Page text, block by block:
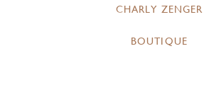
CHARLY ZENGER
BOUTIQUE